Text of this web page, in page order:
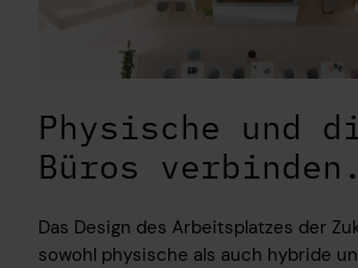
Physische und
Büros verbinden.
Das Design des Arbeitsplatzes der
sowohl physische als auch hybride